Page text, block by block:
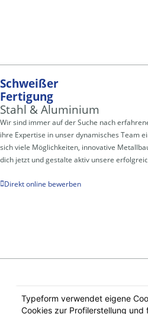
Schweißer
Fertigung
Stahl & Aluminium
Wir sind immer auf der Suche nach
ihre Expertise in unser dynamisches Team
sich viele Möglichkeiten, innovative
dich jetzt und gestalte aktiv unsere
Direkt online bewerben